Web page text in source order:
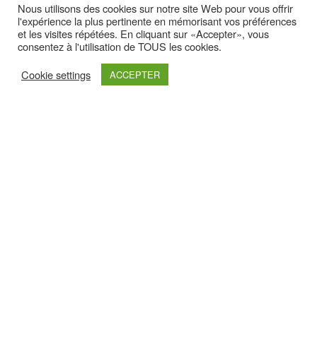
Nous utilisons des cookies sur notre site Web pour vous offrir
l'expérience la plus pertinente en mémorisant vos préférences
et les visites répétées. En cliquant sur «Accepter», vous
consentez à l'utilisation de TOUS les cookies.
Cookie settings
ACCEPTER